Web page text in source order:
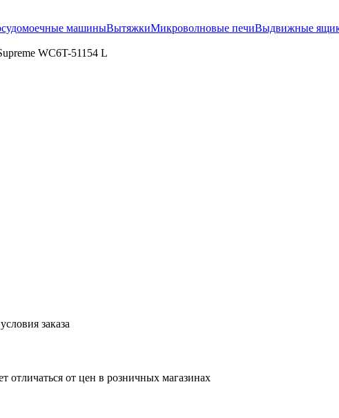
машиныВытяжкиМикроволновые печиВыдвижные
WC6T-51154 L
заказа
отличаться от цен в розничных магазинах